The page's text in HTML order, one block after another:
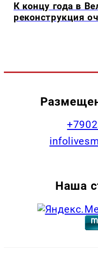
К концу года в
реконструкция
Наша